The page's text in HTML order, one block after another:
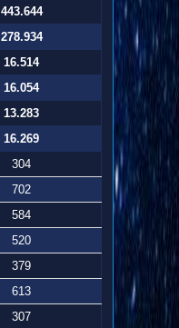
443.644
278.934
16.514
16.054
13.283
16.269
304
702
584
520
379
613
307